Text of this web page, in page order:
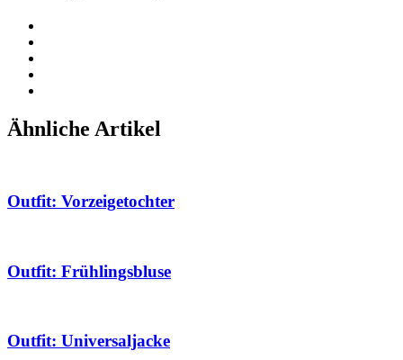
Ähnliche Artikel
Outfit: Vorzeigetochter
Outfit: Frühlingsbluse
Outfit: Universaljacke